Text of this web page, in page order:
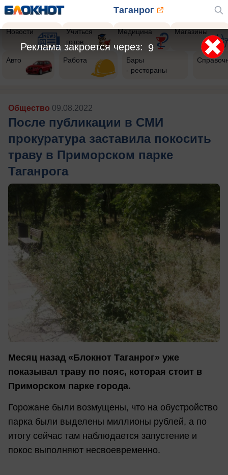
Таганрог
Новости
Учиться
готов
Медицина Магазины
Авто Работа
Бары
- рестораны
Общество 09.08.2022
После публикации в СМИ
прокуратура заставила покосить
траву в Приморском парке
Таганрога
Месяц назад «Блокнот Таганрог» уже
показывал траву по пояс, которая стоит в
Приморском парке города.
Горожане были возмущены, что на обустройство
парка были выделены миллионы рублей, а по
итогу сейчас там наблюдается запустение и
покос выполняют несвоевременно.
7
Реклама закроется через: